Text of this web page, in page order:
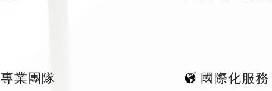
專業團隊 國際化服務